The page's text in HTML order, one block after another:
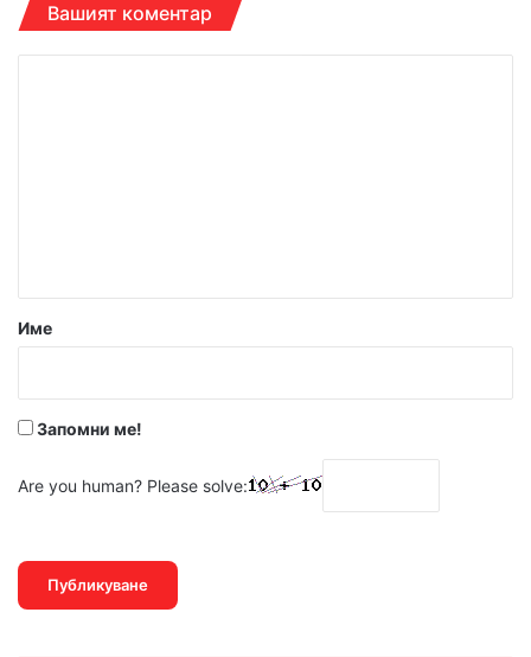
Вашият коментар
р
Име
Запомни ме!
Are you human? Please solve: